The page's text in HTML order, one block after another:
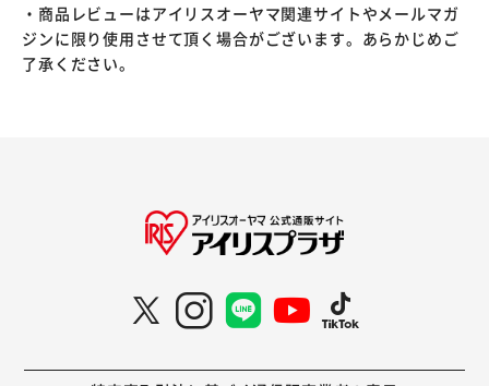
・商品レビューはアイリスオーヤマ関連サイトやメールマガ
ジンに限り使用させて頂く場合がございます。あらかじめご
了承ください。